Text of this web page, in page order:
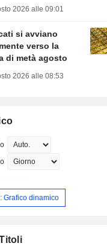
2026 alle 09:01
si avviano
verso la
di metà agosto
2026 alle 08:53
Grafico dinamico